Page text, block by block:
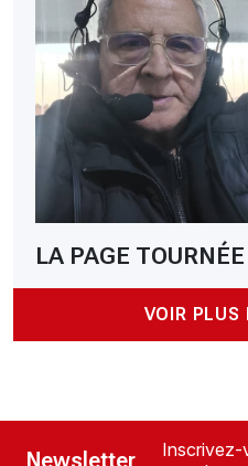
LA PAGE
VOIR PLUS
Newsletter
Inscrivez-